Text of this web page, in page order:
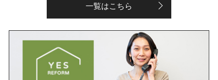
一覧はこちら